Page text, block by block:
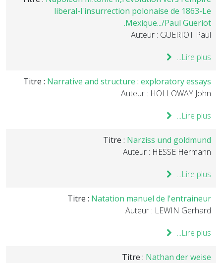
liberal-l'insurrection polonaise de 1863-Le
Mexique.../Paul Gueriot.
Auteur : GUERIOT Paul
Lire plus...
Titre : Narrative and structure : exploratory essays
Auteur : HOLLOWAY John
Lire plus...
Titre : Narziss und goldmund
Auteur : HESSE Hermann
Lire plus...
Titre : Natation manuel de l'entraineur
Auteur : LEWIN Gerhard
Lire plus...
Titre : Nathan der weise